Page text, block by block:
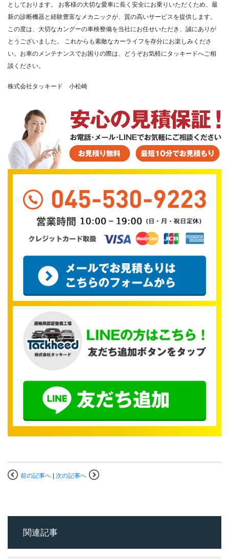
としております。
お客様の大切な愛車に長く安全にお乗りいただくため、最
新の診断機器と経験豊富なメカニックが、質の高いサービスを提供します。
この度は、大切なカングーの車検整備を当社にお任せいただき、誠にありが
とうございました。
これからも素敵なカーライフを存分にお楽しみくださ
い。お車のメンテナンスでお困りの際は、どうぞお気軽にタッキードへご相
談ください。
株式会社タッキード 小松崎
前の記事へ 次の記事へ
関連記事